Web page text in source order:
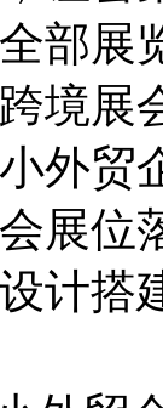
部展
境展
外贸
展位
计搭